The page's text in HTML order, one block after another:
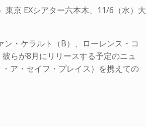
京 EXシアター六本木、11/6（水）大
・ケラルト（B）、ローレンス・コ
らが8月にリリースする予定のニュ
ア・セイフ・プレイス）を携えての